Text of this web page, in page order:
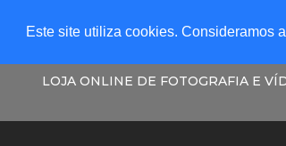
Este site utiliza cookies. Consideramos
LOJA ONLINE DE FOTOGRAFIA E